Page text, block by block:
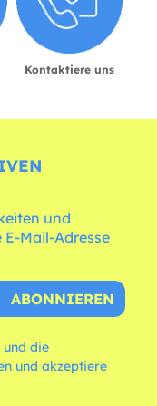
Kontaktiere uns
und
Mail-Adresse
ABONNIEREN
und die